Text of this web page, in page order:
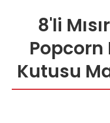
8'li
Popcorn
Kutusu